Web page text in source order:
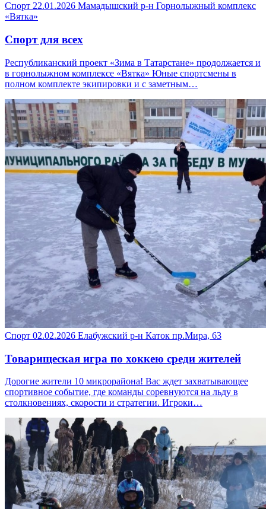
Спорт 22.01.2026 Мамадышский р-н Горнолыжный комплекс
«Вятка»
Спорт для всех
Республиканский проект «Зима в Татарстане» продолжается и
в горнолыжном комплексе «Вятка» Юные спортсмены в
полном комплекте экипировки и с заметным…
Спорт 02.02.2026 Елабужский р-н Каток пр.Мира, 63
Товарищеская игра по хоккею среди жителей
Дорогие жители 10 микрорайона! Вас ждет захватывающее
спортивное событие, где команды соревнуются на льду в
столкновениях, скорости и стратегии. Игроки…